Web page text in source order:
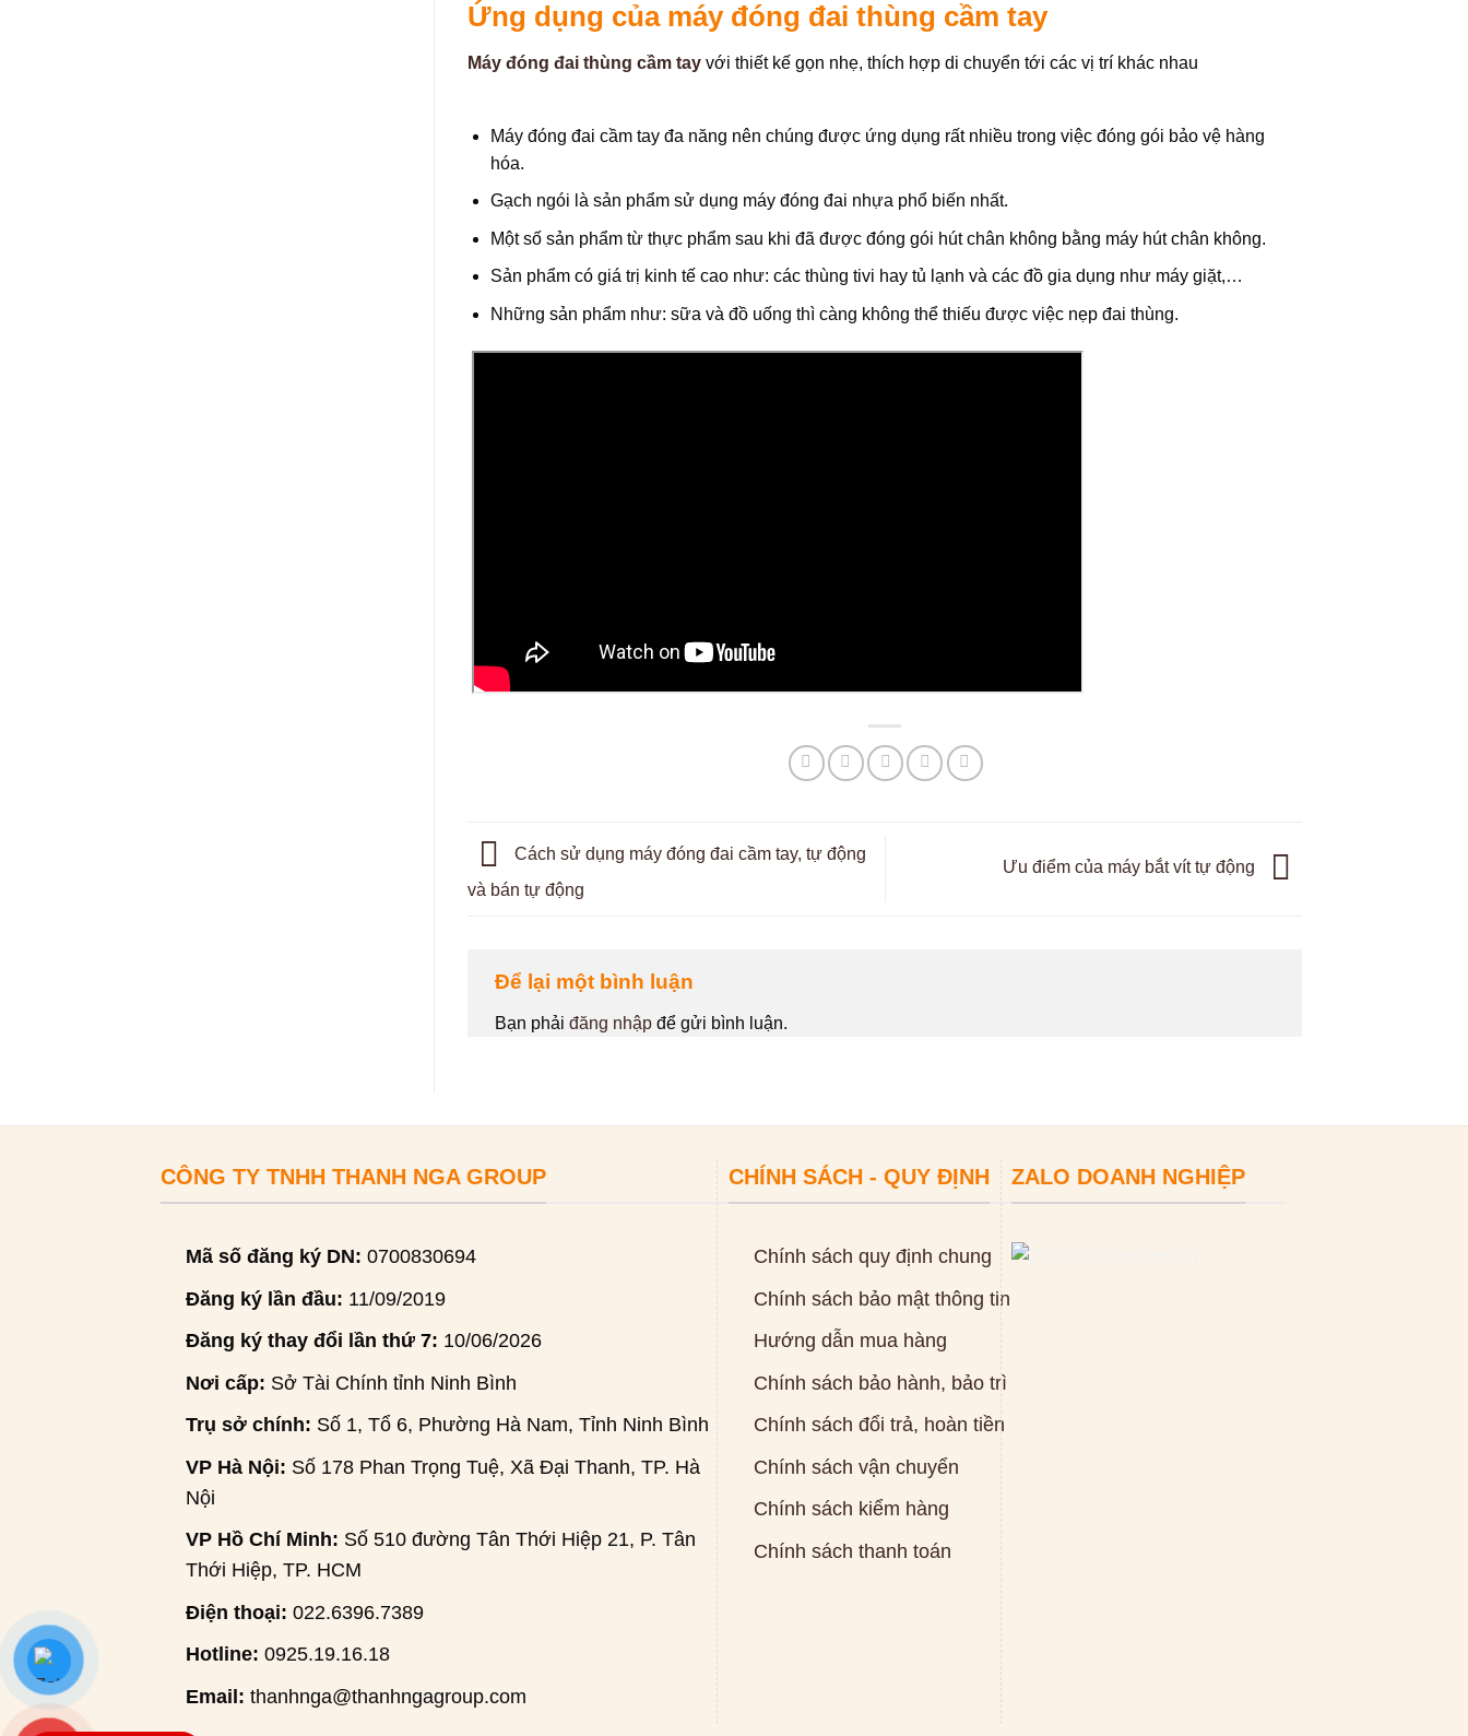
Ứng dụng của máy đóng đai thùng cầm tay
Máy đóng đai thùng cầm tay với thiết kế gọn nhẹ, thích hợp di chuyển tới các vị trí khác nhau
Máy đóng đai cầm tay đa năng nên chúng được ứng dụng rất nhiều trong việc đóng gói bảo vệ hàng
hóa.
Gạch ngói là sản phẩm sử dụng máy đóng đai nhựa phổ biến nhất.
Một số sản phẩm từ thực phẩm sau khi đã được đóng gói hút chân không bằng máy hút chân không.
Sản phẩm có giá trị kinh tế cao như: các thùng tivi hay tủ lạnh và các đồ gia dụng như máy giặt,…
Những sản phẩm như: sữa và đồ uống thì càng không thể thiếu được việc nẹp đai thùng.
Cách sử dụng máy đóng đai cầm tay, tự động
và bán tự động
Ưu điểm của máy bắt vít tự động
Để lại một bình luận
Bạn phải đăng nhập để gửi bình luận.
CÔNG TY TNHH THANH NGA GROUP
Mã số đăng ký DN: 0700830694
Đăng ký lần đầu: 11/09/2019
Đăng ký thay đổi lần thứ 7: 10/06/2026
Nơi cấp: Sở Tài Chính tỉnh Ninh Bình
Trụ sở chính: Số 1, Tổ 6, Phường Hà Nam, Tỉnh Ninh Bình
VP Hà Nội: Số 178 Phan Trọng Tuệ, Xã Đại Thanh, TP. Hà
Nội
VP Hồ Chí Minh: Số 510 đường Tân Thới Hiệp 21, P. Tân
Thới Hiệp, TP. HCM
Điện thoại: 022.6396.7389
Hotline: 0925.19.16.18
Email: thanhnga@thanhngagroup.com
CHÍNH SÁCH - QUY ĐỊNH
Chính sách quy định chung
Chính sách bảo mật thông tin
Hướng dẫn mua hàng
Chính sách bảo hành, bảo trì
Chính sách đổi trả, hoàn tiền
Chính sách vận chuyển
Chính sách kiểm hàng
Chính sách thanh toán
ZALO DOANH NGHIỆP